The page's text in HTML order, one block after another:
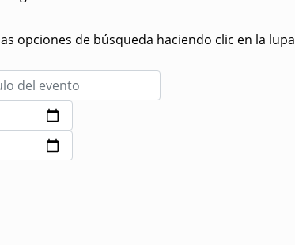
opciones de búsqueda haciendo clic en la lupa